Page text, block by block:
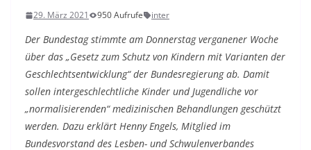
29. März 2021 950 Aufrufe inter
Der Bundestag stimmte am Donnerstag verganener Woche
über das „Gesetz zum Schutz von Kindern mit Varianten der
Geschlechtsentwicklung“ der Bundesregierung ab. Damit
sollen intergeschlechtliche Kinder und Jugendliche vor
„normalisierenden“ medizinischen Behandlungen geschützt
werden. Dazu erklärt Henny Engels, Mitglied im
Bundesvorstand des Lesben- und Schwulenverbandes